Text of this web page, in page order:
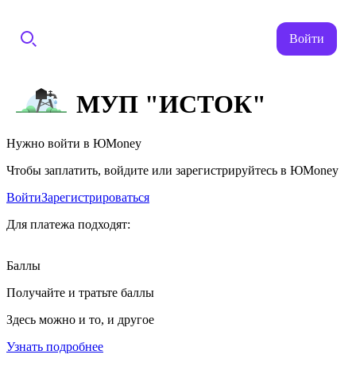
Войти
МУП "ИСТОК"
Нужно войти в ЮMoney
Чтобы заплатить, войдите или зарегистрируйтесь в ЮMoney
ВойтиЗарегистрироваться
Для платежа подходят:
Баллы
Получайте и тратьте баллы
Здесь можно и то, и другое
Узнать подробнее